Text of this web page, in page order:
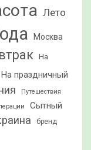
Лето
Москва
На
На праздничный
Путешествия
Сытный
бренд